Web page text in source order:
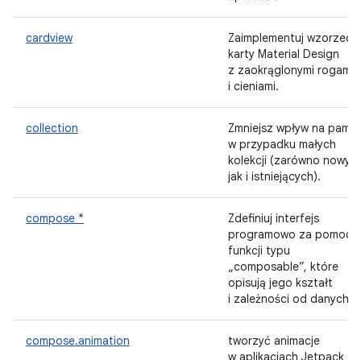
cardview
Zaimplementuj wzorzec
karty Material Design
z zaokrąglonymi rogami
i cieniami.
collection
Zmniejsz wpływ na
w przypadku małych
kolekcji (zarówno
jak i istniejących).
compose *
Zdefiniuj interfejs
programowo za pomocą
funkcji typu
„composable”, które
opisują jego kształt
i zależności od danych.
compose.animation
tworzyć animacje
w aplikacjach Jetpack